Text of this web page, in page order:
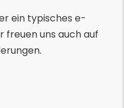
ein typisches e-
freuen uns auch auf